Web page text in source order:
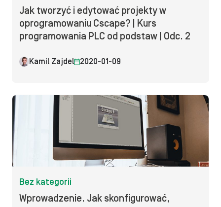
Jak tworzyć i edytować projekty w
oprogramowaniu Cscape? | Kurs
programowania PLC od podstaw | Odc. 2
Kamil Zajdel 2020-01-09
Bez kategorii
Wprowadzenie. Jak skonfigurować,